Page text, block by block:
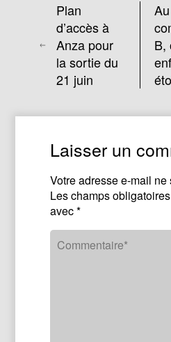
Plan
d’accès à
Anza pour
la sortie du
21 juin
B,
Laisser un
Votre adresse e-mail
Les champs
avec*